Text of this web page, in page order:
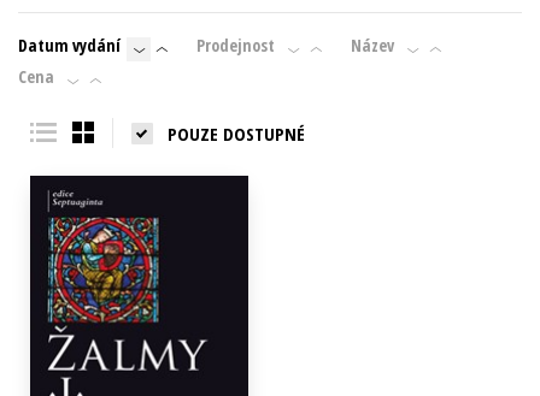
Young adult (SK)
Zahraniční literatura Zdraví a životní styl
Datum vydání Prodejnost
Název
Cena
POUZE DOSTUPNÉ